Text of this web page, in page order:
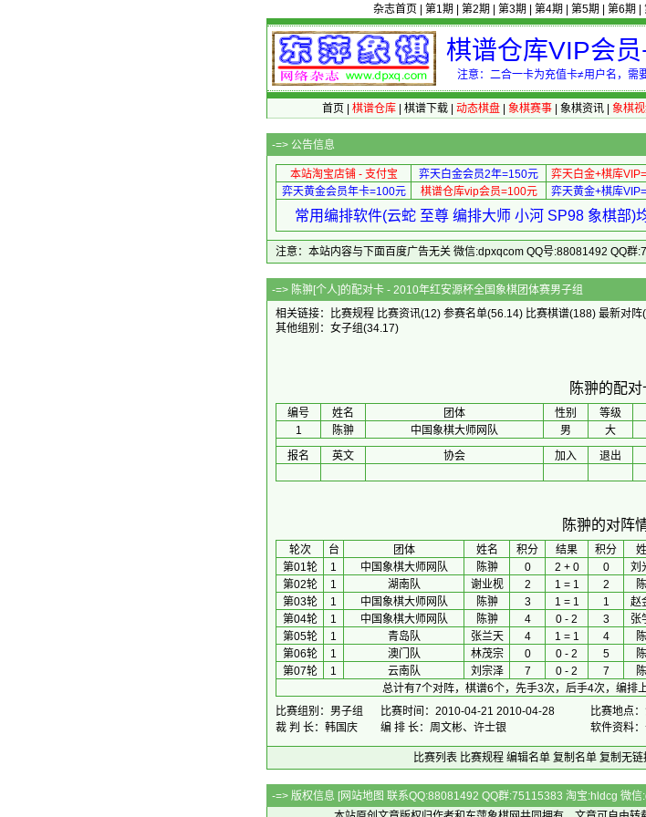
杂志首页 第1期 第2期 第3期 第4期 第5期 第6期
棋谱仓库VIP会
注意：二合一卡为充值卡≠用户名，需
首页 棋谱仓库| 棋谱下载| 动态棋盘| 象棋赛事| 象棋资讯| 象棋
-=> 公告信息
本站淘宝店铺 - 支付宝 弈天白金会员2年=150元 弈天白金+棋库
弈天黄金会员年卡=100元
棋谱仓库vip会员=100元 弈天黄金+棋库
常用编排软件(云蛇 至尊 编排大师 小河 SP98 象棋部
注意：本站内容与下面百度广告无关 微信:dpxqcom QQ号:88081492 QQ群
-=> 陈翀[个人]的配对卡 - 2010年红安源杯全
相关链接：
比赛规程 比赛资讯(12) 参赛名单(56.14) 比赛棋谱(188) 最新对阵
其他组别： 女子组(34.17)
陈翀的配对
编号 姓名 团体 性别 等级
1
陈翀 中国象棋大师网队 男 大
报名
英文 协会 加入 退出
陈翀的对阵
轮次 台 团体 姓名 积分 结果 积分
第01轮
1 中国象棋大师网队 陈翀 0 2 + 0 0 刘
第02轮
1 湖南队 谢业枧 2 1 = 1 2
第03轮
1 中国象棋大师网队 陈翀 3 1 = 1 1 赵
第04轮
1 中国象棋大师网队 陈翀 4 0 - 2 3 张
第05轮
1 青岛队 张兰天 4 1 = 1 4
第06轮
1 澳门队 林茂宗 0 0 - 2 5
第07轮
1 云南队 刘宗泽 7 0 - 2 7
总计有7个对阵，棋谱6个，先手3次，后手4次，编排
比赛组别：男子组
比赛时间：2010-04-21 2010-04-28 比赛地点
裁 判 长：韩国庆
编 排 长：周文彬、许士银 软件资料：
比赛列表 比赛规程 编辑名单 复制名单 复制无链
-=> 版权信息 [网站地图 联系QQ:88081492 QQ群:75115383 淘宝:hldcg 微